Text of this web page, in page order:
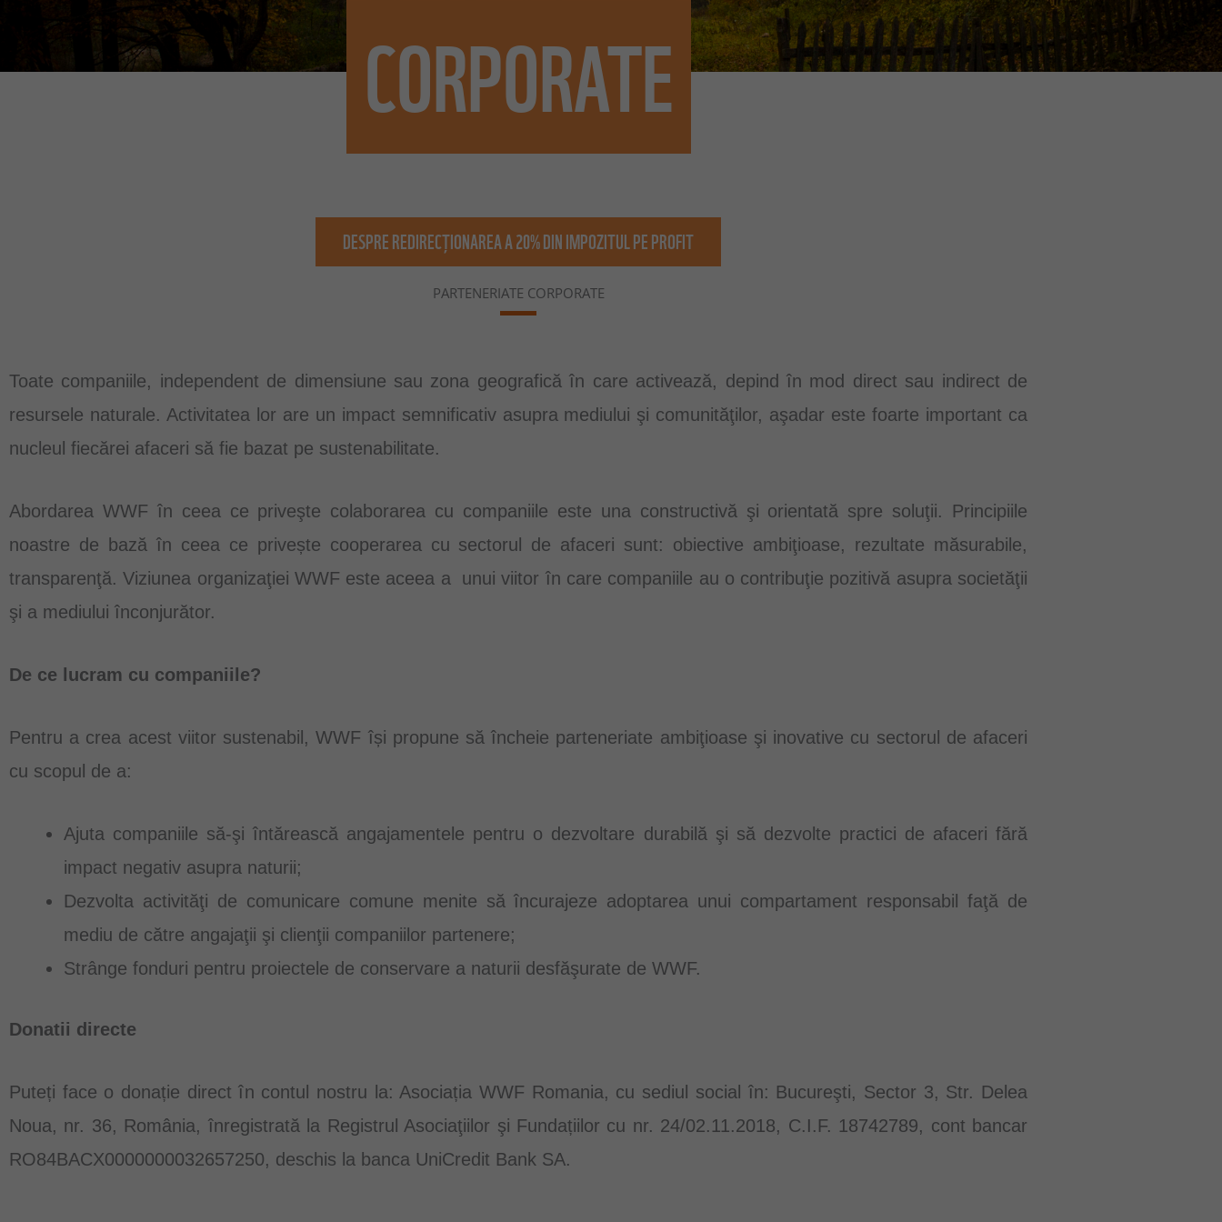
CORPORATE
DESPRE REDIRECȚIONAREA A 20% DIN IMPOZITUL PE PROFIT
PARTENERIATE CORPORATE
Toate companiile, independent de dimensiune sau zona geografică în care activează, depind în mod direct sau indirect de
resursele naturale. Activitatea lor are un impact semnificativ asupra mediului şi comunităţilor, aşadar este foarte important ca
nucleul fiecărei afaceri să fie bazat pe sustenabilitate.
Abordarea WWF în ceea ce priveşte colaborarea cu companiile este una constructivă şi orientată spre soluţii. Principiile
noastre de bază în ceea ce privește cooperarea cu sectorul de afaceri sunt: obiective ambiţioase, rezultate măsurabile,
transparenţă. Viziunea organizaţiei WWF este aceea a unui viitor în care companiile au o contribuţie pozitivă asupra societăţii
şi a mediului înconjurător.
De ce lucram cu companiile?
Pentru a crea acest viitor sustenabil, WWF își propune să încheie parteneriate ambiţioase şi inovative cu sectorul de afaceri
cu scopul de a:
Ajuta companiile să-şi întărească angajamentele pentru o dezvoltare durabilă şi să dezvolte practici de afaceri fără
impact negativ asupra naturii;
Dezvolta activităţi de comunicare comune menite să încurajeze adoptarea unui compartament responsabil faţă de
mediu de către angajaţii şi clienţii companiilor partenere;
Strânge fonduri pentru proiectele de conservare a naturii desfăşurate de WWF.
Donatii directe
Puteți face o donație direct în contul nostru la: Asociația WWF Romania, cu sediul social în: Bucureşti, Sector 3, Str. Delea
Noua, nr. 36, România, înregistrată la Registrul Asociaţiilor şi Fundațiilor cu nr. 24/02.11.2018, C.I.F. 18742789, cont bancar
RO84BACX0000000032657250, deschis la banca UniCredit Bank SA.